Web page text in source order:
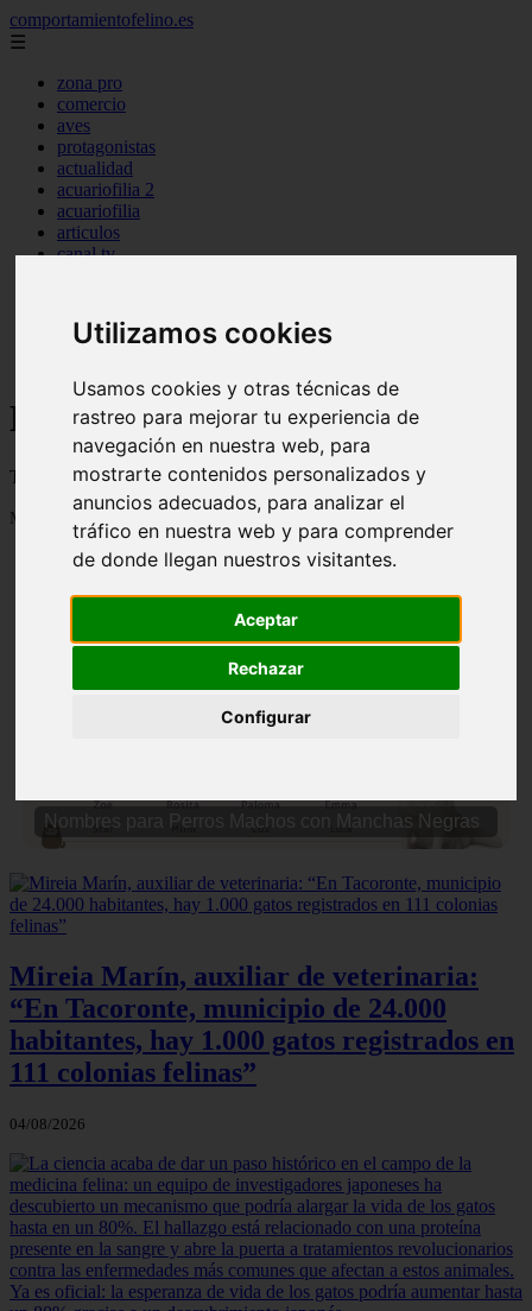
Utilizamos cookies
Usamos cookies y otras técnicas de
rastreo para mejorar tu experiencia de
navegación en nuestra web, para
mostrarte contenidos personalizados y
anuncios adecuados, para analizar el
tráfico en nuestra web y para comprender
de donde llegan nuestros visitantes.
Aceptar
Rechazar
Configurar
comportamientofelino.es
☰
zona pro
comercio
aves
protagonistas
actualidad
acuariofilia 2
acuariofilia
articulos
canal tv
tablon de anuncios
uncategorized
Blog sobre gatos
Todo sobre gatos, nombres de gatos y razas de gatos
Mostrando 1 - 24 de 2797 artículos
Nombres para Perros Machos con Manchas Negras
Mireia Marín, auxiliar de veterinaria:
“En Tacoronte, municipio de 24.000
habitantes, hay 1.000 gatos registrados en
111 colonias felinas”
04/08/2026